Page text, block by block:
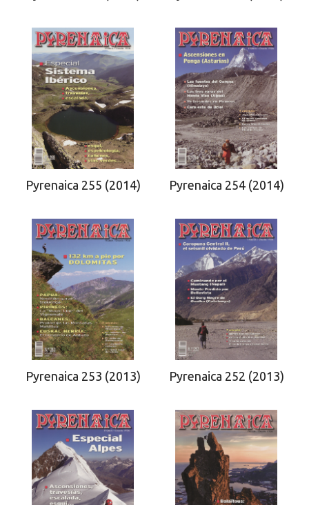
Pyrenaica 255 (2014) Pyrenaica 254 (2014)
Pyrenaica 253 (2013) Pyrenaica 252 (2013)